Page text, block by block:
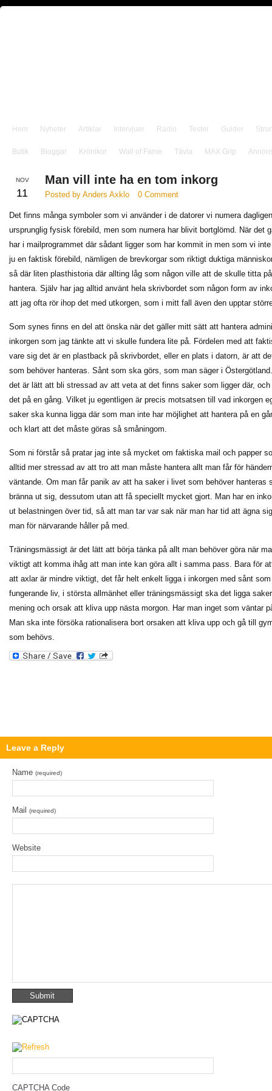
Hem Nyheter Artiklar Intervjuer Radio Tester Guider
Butik Bloggar Krönikor Wall of Fame Tävla MAX Grip
NOV
11
Man vill inte ha en tom inkorg
Posted by Anders Axklo 0 Comment
Det finns många symboler som vi använder i de datorer vi numera
ursprunglig fysisk förebild, men som numera har blivit bortglömd. När det
har i mailprogrammet där sådant ligger som har kommit in men som vi
ju en faktisk förebild, nämligen de brevkorgar som riktigt duktiga
så där liten plasthistoria där allting låg som någon ville att de skulle titta
hantera. Själv har jag alltid använt hela skrivbordet som någon form av
att jag ofta rör ihop det med utkorgen, som i mitt fall även den upptar
Som synes finns en del att önska när det gäller mitt sätt att hantera
inkorgen som jag tänkte att vi skulle fundera lite på. Fördelen med att
vare sig det är en plastback på skrivbordet, eller en plats i datorn, är att
som behöver hanteras. Sånt som ska görs, som man säger i
det är lätt att bli stressad av att veta at det finns saker som ligger där,
det på en gång. Vilket ju egentligen är precis motsatsen till vad inkorgen
saker ska kunna ligga där som man inte har möjlighet att hantera på en
och klart att det måste göras så småningom.
Som ni förstår så pratar jag inte så mycket om faktiska mail och papper
alltid mer stressad av att tro att man måste hantera allt man får för
väntande. Om man får panik av att ha saker i livet som behöver hanteras
bränna ut sig, dessutom utan att få speciellt mycket gjort. Man har en
ut belastningen över tid, så att man tar var sak när man har tid att ägna
man för närvarande håller på med.
Träningsmässigt är det lätt att börja tänka på allt man behöver göra när
viktigt att komma ihåg att man inte kan göra allt i samma pass. Bara för
att axlar är mindre viktigt, det får helt enkelt ligga i inkorgen med sånt
fungerande liv, i största allmänhet eller träningsmässigt ska det ligga
mening och orsak att kliva upp nästa morgon. Har man inget som väntar
Man ska inte försöka rationalisera bort orsaken att kliva upp och gå till
som behövs.
Leave a Reply
Name (required)
Mail (required)
Website
CAPTCHA Code